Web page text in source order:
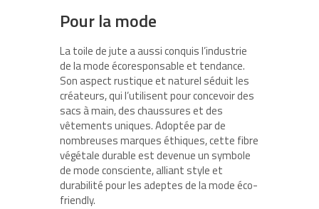
Pour la mode
La toile de jute a aussi conquis l’industrie
de la mode écoresponsable et tendance.
Son aspect rustique et naturel séduit les
créateurs, qui l’utilisent pour concevoir des
sacs à main, des chaussures et des
vêtements uniques. Adoptée par de
nombreuses marques éthiques, cette fibre
végétale durable est devenue un symbole
de mode consciente, alliant style et
durabilité pour les adeptes de la mode éco-
friendly.